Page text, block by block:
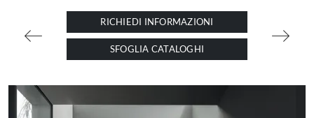
RICHIEDI INFORMAZIONI
SFOGLIA CATALOGHI